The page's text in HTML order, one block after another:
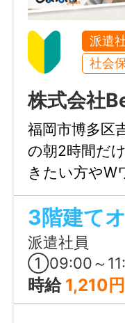
※事務や医療
案件あります
また、未経
「飲食・フー
ト・エンタメ
越・ドライバ
クリエイティ
備・清掃・ビ
その他にも「
スキマ時間勤
ート面接OK,
せたご提案も
派遣
社会
株式会社
福岡市博多区
の朝2時間だ
きたい方やW
ったり。お問
でお気軽にご
3階建て
派遣社員
①09:00～11:00 ②08:00～
時給 1,210円